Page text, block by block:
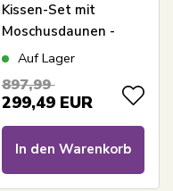
Kissen-Set mit
Moschusdaunen -
Doppel-
200x220 cm + 2x
Auf Lager
897,99
299,49 EUR
In den Warenkorb